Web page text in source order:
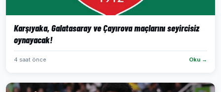
Karşıyaka, Galatasaray ve Çayırova maçlarını seyircisiz
oynayacak!
4 saat önce Oku →